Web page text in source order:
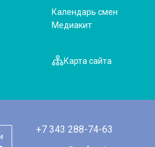
Карта сайта
Календарь смен
Медиакит
+7 343 288-74-63